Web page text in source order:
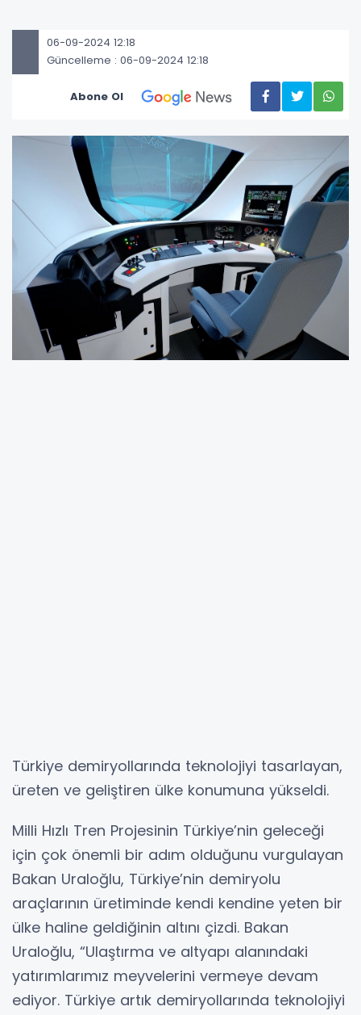
06-09-2024 12:18
Güncelleme : 06-09-2024 12:18
Abone Ol
Türkiye demiryollarında teknolojiyi tasarlayan,
üreten ve geliştiren ülke konumuna yükseldi.
Milli Hızlı Tren Projesinin Türkiye’nin geleceği
için çok önemli bir adım olduğunu vurgulayan
Bakan Uraloğlu, Türkiye’nin demiryolu
araçlarının üretiminde kendi kendine yeten bir
ülke haline geldiğinin altını çizdi. Bakan
Uraloğlu, “Ulaştırma ve altyapı alanındaki
yatırımlarımız meyvelerini vermeye devam
ediyor. Türkiye artık demiryollarında teknolojiyi